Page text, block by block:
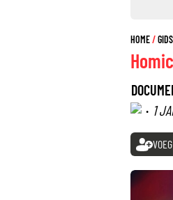
HOME GIDS
· 1